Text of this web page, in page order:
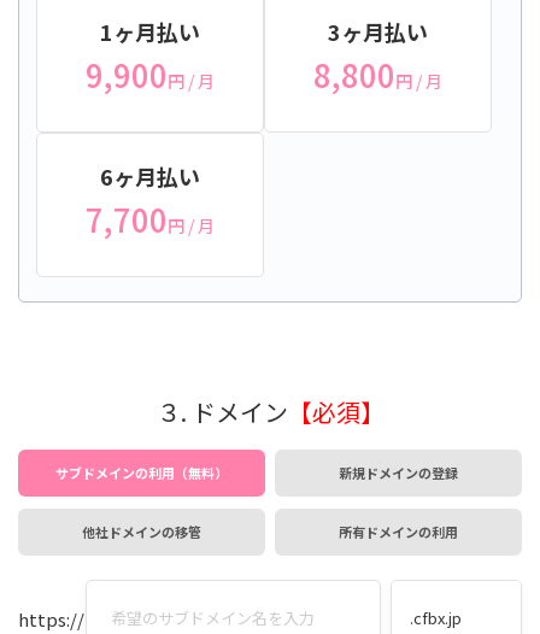
1ヶ月払い
9,900円 / 月
3ヶ月払い
8,800円 / 月
6ヶ月払い
7,700円 / 月
３. ドメイン 【必須】
サブドメインの利用（無料） 新規ドメインの登録
他社ドメインの移管 所有ドメインの利用
https://